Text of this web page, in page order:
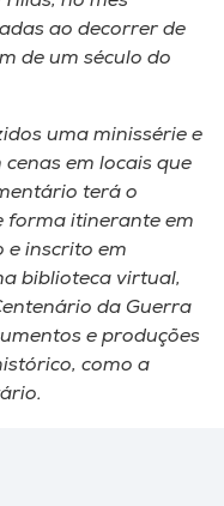
ao decorrer de
de um século do
uma minissérie e
em locais que
terá o
forma itinerante em
e inscrito em
biblioteca virtual,
da Guerra
e produções
como a